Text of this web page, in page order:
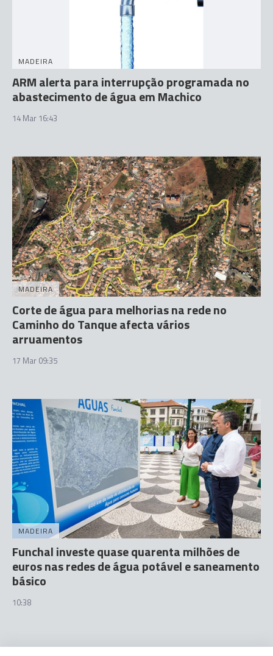
MADEIRA
ARM alerta para interrupção programada no
abastecimento de água em Machico
14 Mar 16:43
MADEIRA
Corte de água para melhorias na rede no
Caminho do Tanque afecta vários
arruamentos
17 Mar 09:35
MADEIRA
Funchal investe quase quarenta milhões de
euros nas redes de água potável e saneamento
básico
10:38